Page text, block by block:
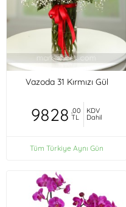
Vazoda 31 Kırmızı Gül
9828 ,00
TL
KDV
Dahil
Tüm Türkiye Aynı Gün